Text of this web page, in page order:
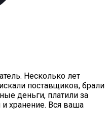
Несколько лет
поставщиков, брали
деньги, платили за
и хранение. Вся ваша